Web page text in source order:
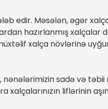
edir. Məsələn, əgər
hazırlanmış xalçalar
xalça növlərinə
sadə və təbii
liflərinin